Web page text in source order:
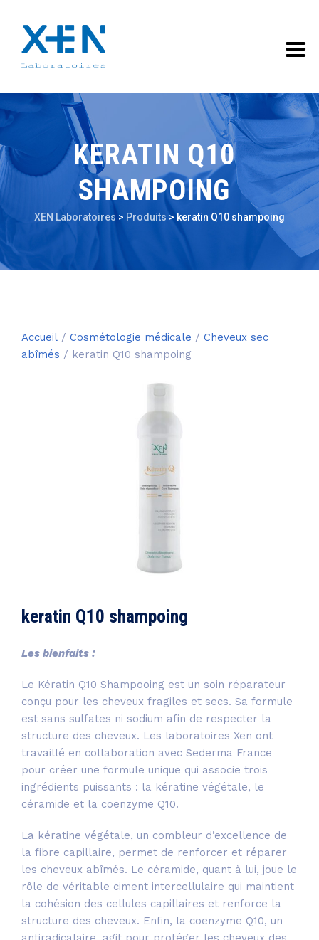
KERATIN Q10
SHAMPOING
XEN Laboratoires > Produits > keratin Q10 shampoing
Accueil / Cosmétologie médicale / Cheveux sec
abîmés / keratin Q10 shampoing
keratin Q10 shampoing
Les bienfaits :
Le Kératin Q10 Shampooing est un soin réparateur
conçu pour les cheveux fragiles et secs. Sa formule
est sans sulfates ni sodium afin de respecter la
structure des cheveux. Les laboratoires Xen ont
travaillé en collaboration avec Sederma France
pour créer une formule unique qui associe trois
ingrédients puissants : la kératine végétale, le
céramide et la coenzyme Q10.
La kératine végétale, un combleur d’excellence de
la fibre capillaire, permet de renforcer et réparer
les cheveux abîmés. Le céramide, quant à lui, joue le
rôle de véritable ciment intercellulaire qui maintient
la cohésion des cellules capillaires et renforce la
structure des cheveux. Enfin, la coenzyme Q10, un